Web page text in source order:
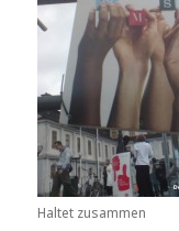
Haltet zusammen